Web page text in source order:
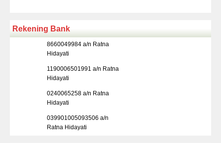
Rekening Bank
8660049984 a/n Ratna
Hidayati
1190006501991 a/n Ratna
Hidayati
0240065258 a/n Ratna
Hidayati
039901005093506 a/n
Ratna Hidayati